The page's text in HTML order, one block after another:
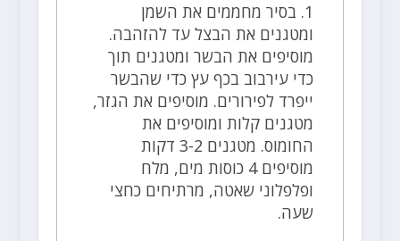
1. בסיר מחממים את השמן
ומטגנים את הבצל עד להזהבה.
מוסיפים את הבשר ומטגנים תוך
כדי עירבוב בכף עץ כדי שהבשר
ייפרד לפירורים. מוסיפים את הגזר,
מטגנים קלות ומוסיפים את
החומוס. מטגנים 3-2 דקות
מוסיפים 4 כוסות מים, מלח
ופלפלוני שאטה, מרתיחים כחצי
שעה.